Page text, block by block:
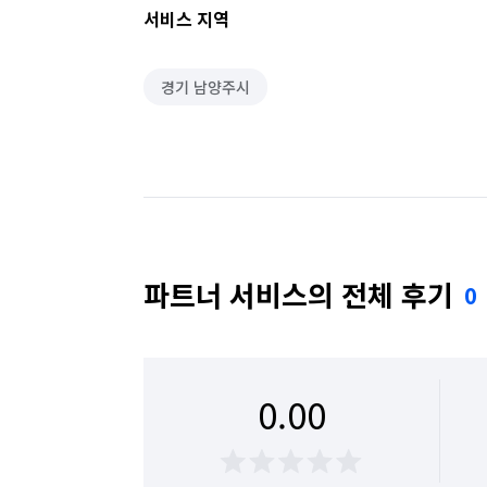
서비스 지역
경기 남양주시
파트너 서비스의 전체 후기 0
0.00